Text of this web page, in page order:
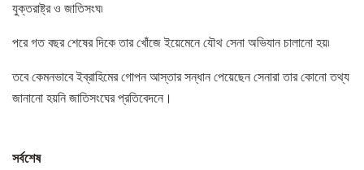
যুক্তরাষ্ট্র ও জাতিসংঘ৷
পরে গত বছর শেষের দিকে তার খোঁজে ইয়েমেনে যৌথ সেনা অভিযান চালানো হয়৷
তবে কেমনভাবে ইব্রাহিমের গোপন আস্তার সন্ধান পেয়েছেন সেনারা তার কোনো তথ্য
জানানো হয়নি জাতিসংঘের প্রতিবেদনে।
সর্বশেষ